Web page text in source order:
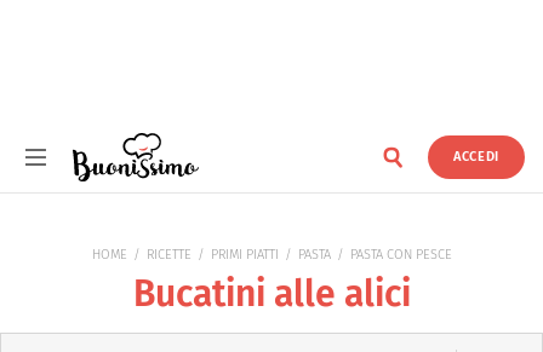
ACCEDI
HOME RICETTE PRIMI PIATTI PASTA PASTA CON PESCE
Bucatini alle alici